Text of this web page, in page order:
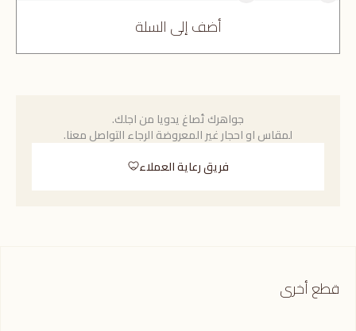
أضف إلى السلة
جواهرك تُصاغ يدويا من اجلك.
لمقاس او احجار غير المعروضة الرجاء التواصل معنا.
فريق رعاية العملاء
قطع أخرى